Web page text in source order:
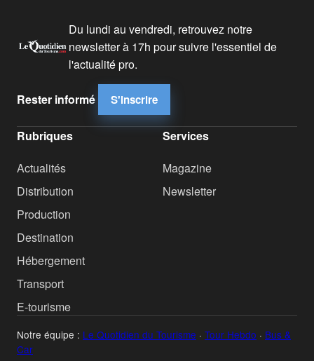
Du lundi au vendredi, retrouvez notre
newsletter à 17h pour suivre l'essentiel de
l'actualité pro.
Rester informé S'inscrire
Rubriques
Actualités
Distribution
Production
Destination
Hébergement
Transport
E-tourisme
Services
Magazine
Newsletter
Notre équipe : Le Quotidien du Tourisme · Tour Hebdo · Bus &
Car